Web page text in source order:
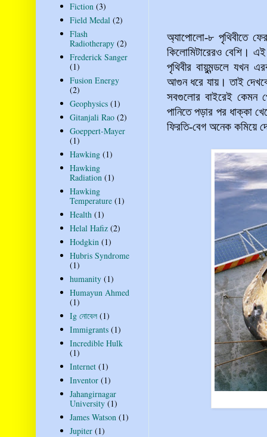
অ্যাপোলো-৮ পৃথিবীতে
কিলোমিটারেরও বেশি।
পৃথিবীর বায়ুমন্ডলে যখন
আগুন ধরে যায়। তাই
সবগুলোর বাইরেই কেমন
পানিতে পড়ার পর ধাক্কা
ফিরতি-বেগ অনেক কমিয়ে
Fiction (3)
Field Medal (2)
Flash
Radiotherapy (2)
Frederick Sanger
(1)
Fusion Energy
(2)
Geophysics (1)
Gitanjali Rao (2)
Goeppert-Mayer
(1)
Hawking (1)
Hawking
Radiation (1)
Hawking
Temperature (1)
Health (1)
Helal Hafiz (2)
Hodgkin (1)
Hubris Syndrome
(1)
humanity (1)
Humayun Ahmed
(1)
Ig নোবেল (1)
Immigrants (1)
Incredible Hulk
(1)
Internet (1)
Inventor (1)
Jahangirnagar
University (1)
James Watson (1)
Jupiter (1)